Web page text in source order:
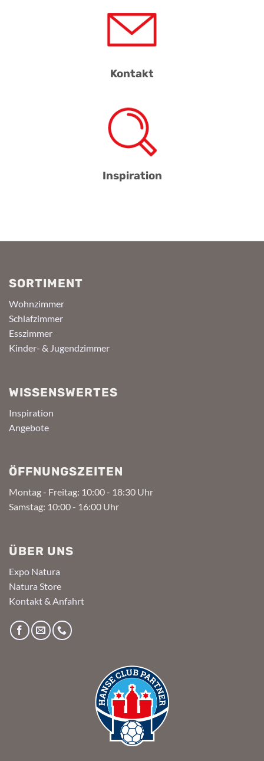
Kontakt
Inspiration
SORTIMENT
Wohnzimmer
Schlafzimmer
Esszimmer
Kinder- & Jugendzimmer
WISSENSWERTES
Inspiration
Angebote
ÖFFNUNGSZEITEN
Montag - Freitag: 10:00 - 18:30 Uhr
Samstag: 10:00 - 16:00 Uhr
ÜBER UNS
Expo Natura
Natura Store
Kontakt & Anfahrt